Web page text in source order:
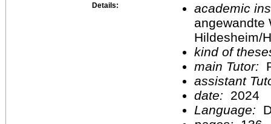
Details:
academic
angewandte
Hildesheim/
kind of
main Tutor:
assistant
date:
2024
Language: